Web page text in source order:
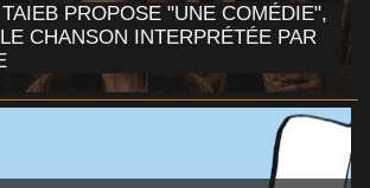
PROPOSE "UNE COMÉDIE",
CHANSON INTERPRÉTÉE PAR